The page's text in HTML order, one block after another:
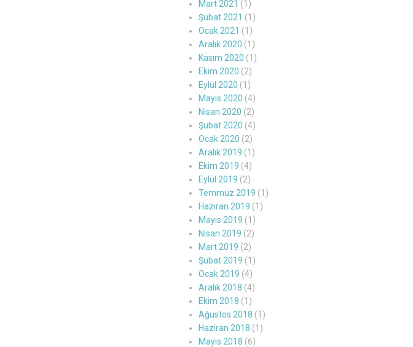
Mart 2021 (1)
Şubat 2021 (1)
Ocak 2021 (1)
Aralık 2020 (1)
Kasım 2020 (1)
Ekim 2020 (2)
Eylül 2020 (1)
Mayıs 2020 (4)
Nisan 2020 (2)
Şubat 2020 (4)
Ocak 2020 (2)
Aralık 2019 (1)
Ekim 2019 (4)
Eylül 2019 (2)
Temmuz 2019 (1)
Haziran 2019 (1)
Mayıs 2019 (1)
Nisan 2019 (2)
Mart 2019 (2)
Şubat 2019 (1)
Ocak 2019 (4)
Aralık 2018 (4)
Ekim 2018 (1)
Ağustos 2018 (1)
Haziran 2018 (1)
Mayıs 2018 (6)